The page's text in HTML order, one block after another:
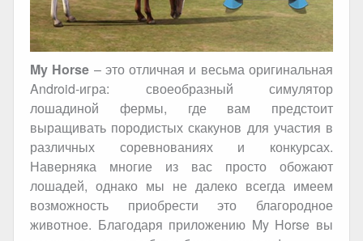
My Horse – это отличная и весьма оригинальная
Android-игра: своеобразный симулятор
лошадиной фермы, где вам предстоит
выращивать породистых скакунов для участия в
различных соревнованиях и конкурсах.
Наверняка многие из вас просто обожают
лошадей, однако мы не далеко всегда имеем
возможность приобрести это благородное
животное. Благодаря приложению My Horse вы